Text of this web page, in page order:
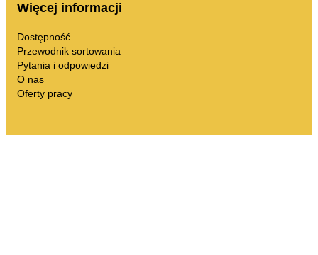
Więcej informacji
Dostępność
Przewodnik sortowania
Pytania i odpowiedzi
O nas
Oferty pracy